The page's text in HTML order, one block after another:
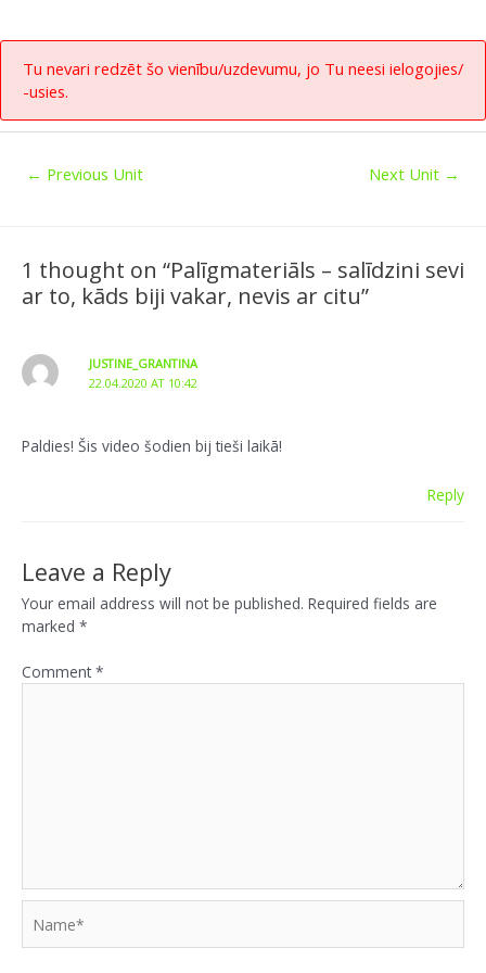
Tu nevari redzēt šo vienību/uzdevumu, jo Tu neesi ielogojies/
-usies.
← Previous Unit Next Unit →
1 thought on “Palīgmateriāls – salīdzini sevi
ar to, kāds biji vakar, nevis ar citu”
JUSTINE_GRANTINA
22.04.2020 AT 10:42
Paldies! Šis video šodien bij tieši laikā!
Reply
Leave a Reply
Your email address will not be published. Required fields are
marked *
Comment *